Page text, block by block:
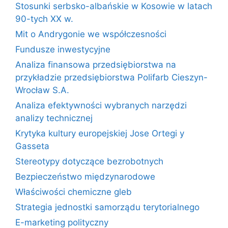
Stosunki serbsko-albańskie w Kosowie w latach
90-tych XX w.
Mit o Andrygonie we współczesności
Fundusze inwestycyjne
Analiza finansowa przedsiębiorstwa na
przykładzie przedsiębiorstwa Polifarb Cieszyn-
Wrocław S.A.
Analiza efektywności wybranych narzędzi
analizy technicznej
Krytyka kultury europejskiej Jose Ortegi y
Gasseta
Stereotypy dotyczące bezrobotnych
Bezpieczeństwo międzynarodowe
Właściwości chemiczne gleb
Strategia jednostki samorządu terytorialnego
E-marketing polityczny